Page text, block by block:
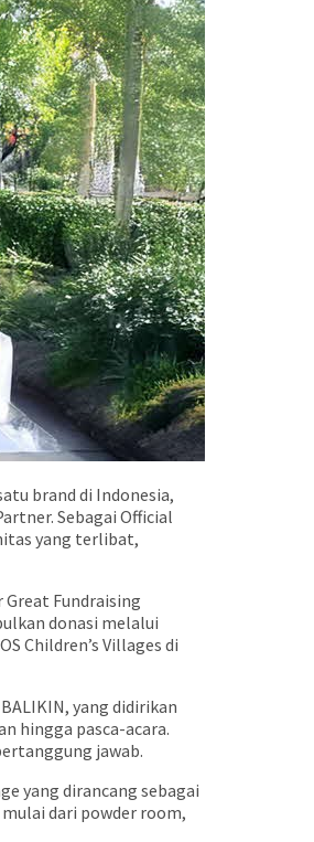
brand di Indonesia,
Sebagai Official
yang terlibat,
Great Fundraising
donasi melalui
Children’s Villages di
yang didirikan
hingga pasca-acara.
jawab.
yang dirancang sebagai
dari powder room,